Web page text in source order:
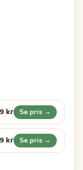
kr Se pris →
kr Se pris →